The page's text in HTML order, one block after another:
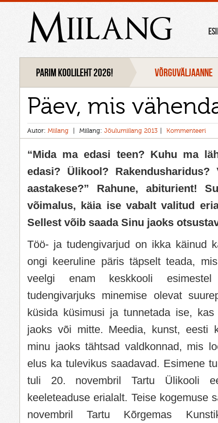
Miilang
Parim koolileht 2026! VÕRGUVÄLJAANNE
Päev, mis
Autor: Miilang Miilang: Jõulumiilang 2013 Kommenteeri
“Mida ma edasi teen? Kuhu ma
edasi? Ülikool?
aastakese?” Rahune, abiturient!
võimalus, käia ise vabalt valitud
Sellest võib saada Sinu jaoks
Töö- ja tudengivarjud on ikka käinud
ongi keeruline päris täpselt teada,
veelgi enam keskkooli
tudengivarjuks minemise olevat
küsida küsimusi ja tunnetada ise,
jaoks või mitte. Meedia, kunst, eesti
minu jaoks tähtsad valdkonnad, mis
elus ka tulevikus saadavad. Esimene
tuli 20. novembril Tartu Ülikooli
keeleteaduse erialalt. Teise kogemuse
novembril Tartu Kõrgemas